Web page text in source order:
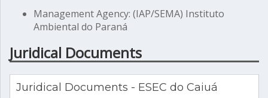
Management Agency: (IAP/SEMA) Instituto
Ambiental do Paraná
Juridical Documents
Juridical Documents - ESEC do Caiuá